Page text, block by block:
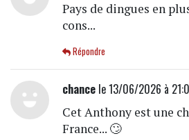
Pays de dingues en
cons...
Répondre
chancele 13/06/2026 à
Cet Anthony est une
France... 🙄